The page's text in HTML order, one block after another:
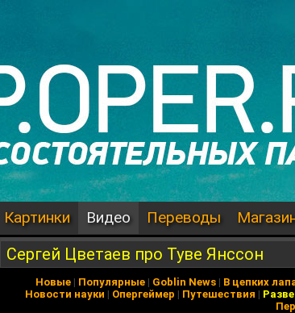
Картинки Видео Переводы
Сергей Цветаев про Туве Янссон
Новые | Популярные | Goblin News | В цепких
Новости науки | Опергеймер | Путешествия |